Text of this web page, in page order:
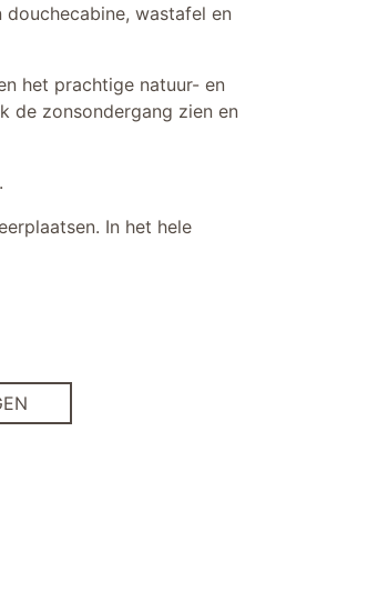
wastafel en
het prachtige natuur- en
de zonsondergang zien en
In het hele